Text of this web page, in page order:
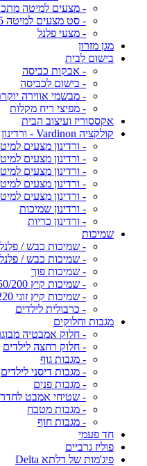
- מצעים למיטה
- סט מצעים למיטה 5 חלקים
- מצעי פלנל
מגן מזרון
בישום לבית
- אבקות כביסה
- בישום לכביסה
- מבשמי אווירה
- מפיצי ריח מקלות
אקססוריז ועיצוב הבית
קולקציה Vardinon - ורדינון
- ורדינון מצעים למיטה
- ורדינון מצעים למיטה
- ורדינון מצעים למיטה
- ורדינון מצעים למיטה
- ורדינון מצעים למיטה
- ורדינון שמיכות
- ורדינון כריות
שמיכות
- שמיכות כבש / פלנל 150/200
- שמיכות כבש / פלנל זוגי
- שמיכות פוך
- שמיכות קיץ 150/200
- שמיכות קיץ זוגי 200/220
- כרבולית לילדים
מגבות וחלוקים
- חלוק אמבטיה
- חלוק רחצה לילדים
- מגבות גוף
- מגבות דיסני לילדים
- מגבות פנים
- שטיחי אמבט
- מגבות מטבח
- מגבות חוף
חד פעמי
פוליז גרביים
פיג'מות של דלתא Delta